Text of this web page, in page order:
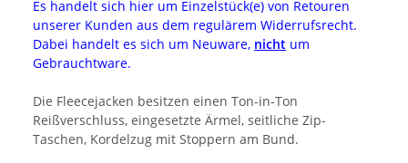
Es handelt sich hier um Einzelstück(e) von Retouren
unserer Kunden aus dem regulärem Widerrufsrecht.
Dabei handelt es sich um Neuware, nicht um
Gebrauchtware.
Die Fleecejacken besitzen einen Ton-in-Ton
Reißverschluss, eingesetzte Ärmel, seitliche Zip-
Taschen, Kordelzug mit Stoppern am Bund.